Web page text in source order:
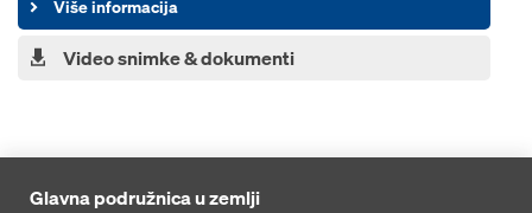
Više informacija
Video snimke & dokumenti
Glavna podružnica u zemlji